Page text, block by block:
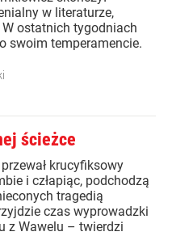
w literaturze,
ostatnich tygodniach
swoim temperamencie.
ścieżce
krucyfiksowy
i człapiąc, podchodzą
tragedią
czas wyprowadzki
z Wawelu – twierdzi